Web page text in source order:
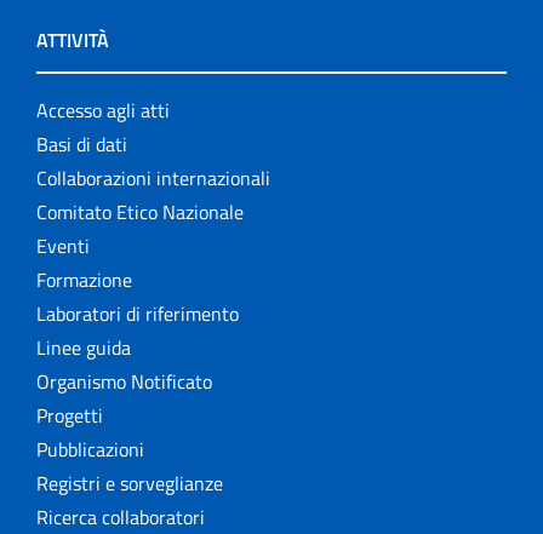
ATTIVITÀ
Accesso agli atti
Basi di dati
Collaborazioni internazionali
Comitato Etico Nazionale
Eventi
Formazione
Laboratori di riferimento
Linee guida
Organismo Notificato
Progetti
Pubblicazioni
Registri e sorveglianze
Ricerca collaboratori